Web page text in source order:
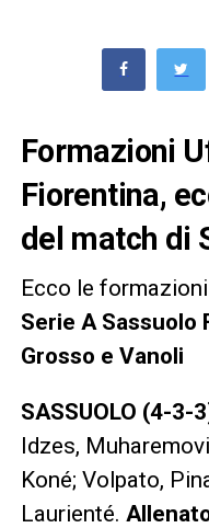
Formazioni
Fiorentina,
del match di
Ecco le
Serie A Sassuolo
Grosso e Vanoli
SASSUOLO (4-3-
Idzes,
Koné; Volpato,
Laurienté.